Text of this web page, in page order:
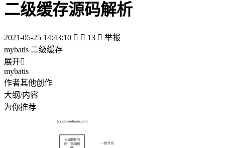
二级缓存源码解析
2021-05-25 14:43:10   13  举报
mybatis 二级缓存
展开
mybatis
作者其他创作
大纲/内容
为你推荐